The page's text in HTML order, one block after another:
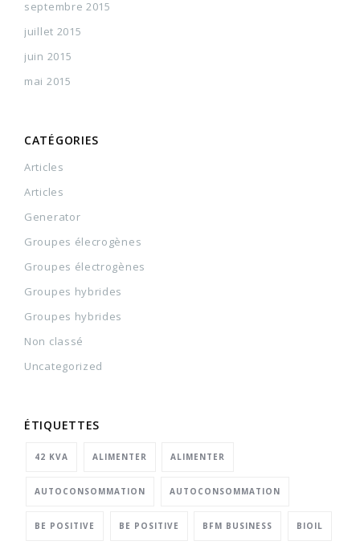
septembre 2015
juillet 2015
juin 2015
mai 2015
CATÉGORIES
Articles
Articles
Generator
Groupes élecrogènes
Groupes électrogènes
Groupes hybrides
Groupes hybrides
Non classé
Uncategorized
ÉTIQUETTES
42 KVA ALIMENTER ALIMENTER
AUTOCONSOMMATION AUTOCONSOMMATION
BE POSITIVE BE POSITIVE BFM BUSINESS BIOIL